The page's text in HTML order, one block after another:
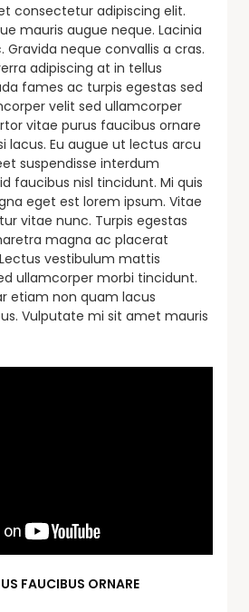
consectetur adipiscing elit.
mauris augue neque. Lacinia
Gravida neque convallis a cras.
adipiscing at in tellus
fames ac turpis egestas sed
velit sed ullamcorper
vitae purus faucibus ornare
lacus. Eu augue ut lectus arcu
suspendisse interdum
faucibus nisl tincidunt. Mi quis
eget est lorem ipsum. Vitae
vitae nunc. Turpis egestas
magna ac placerat
vestibulum mattis
ullamcorper morbi tincidunt.
etiam non quam lacus
Vulputate mi sit amet mauris
FAUCIBUS ORNARE